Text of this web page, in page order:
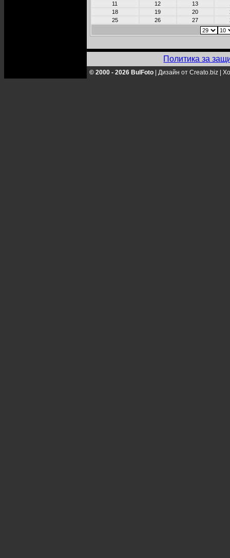
11
12 13
18
19 20
25
26 27
Политика за
© 2000 - 2026 BulFoto Дизайн от Creato.biz